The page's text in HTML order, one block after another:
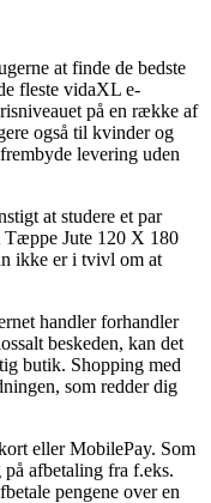
at finde de bedste
fleste vidaXL e-
på en række af
også til kvinder og
levering uden
at studere et par
Tæppe Jute 120 X 180
ikke er i tvivl om at
handler forhandler
beskeden, kan det
butik. Shopping med
som redder dig
eller MobilePay. Som
afbetaling fra f.eks.
pengene over en